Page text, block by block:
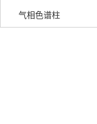
气相色谱柱